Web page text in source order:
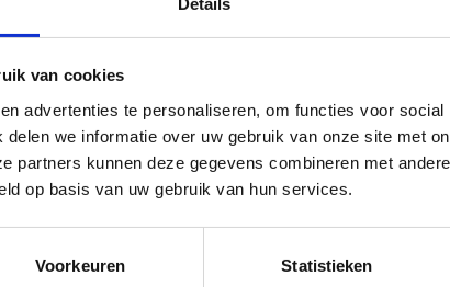
van cookies
advertenties te personaliseren, om functies voor social
we informatie over uw gebruik van onze site met
partners kunnen deze gegevens combineren met
op basis van uw gebruik van hun services.
Voorkeuren Statistieken
de naam en geboorte datum van het kindje en op de ander